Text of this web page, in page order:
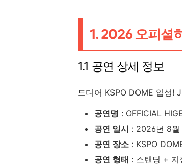
1. 2026 오피셜
1.1 공연 상세 정보
드디어 KSPO DOME 입성!
공연명 : OFFICIAL
공연 일시 : 2026년 8
공연 장소 : KSPO
공연 형태 : 스탠딩 + 지